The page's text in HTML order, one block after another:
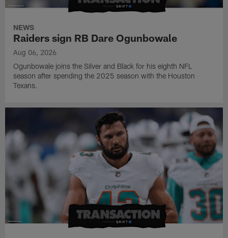
NEWS
Raiders sign RB Dare Ogunbowale
Aug 06, 2026
Ogunbowale joins the Silver and Black for his eighth NFL
season after spending the 2025 season with the Houston
Texans.